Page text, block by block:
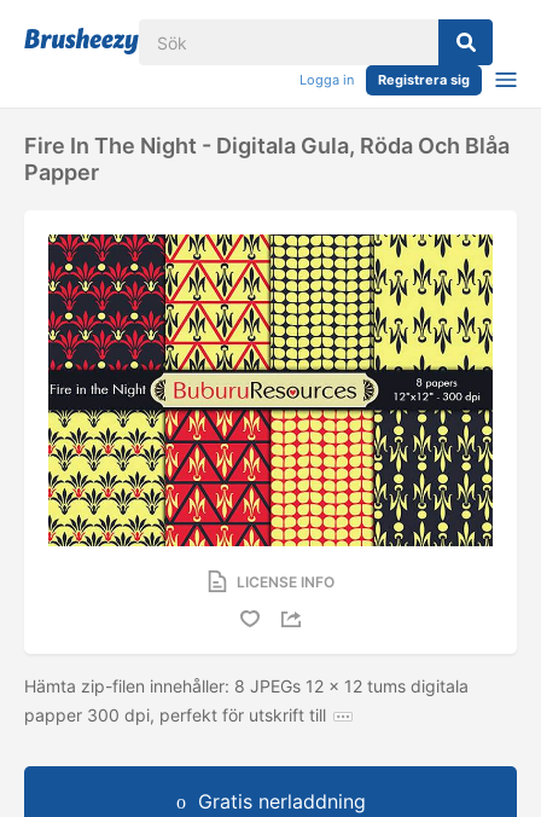
Logga in Registrera sig
Fire In The Night - Digitala Gula, Röda Och Blåa
Papper
LICENSE INFO
Hämta zip-filen innehåller: 8 JPEGs 12 × 12 tums digitala
papper 300 dpi, perfekt för utskrift till
Gratis nerladdning